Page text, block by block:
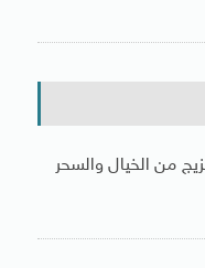
من الخيال والسحر